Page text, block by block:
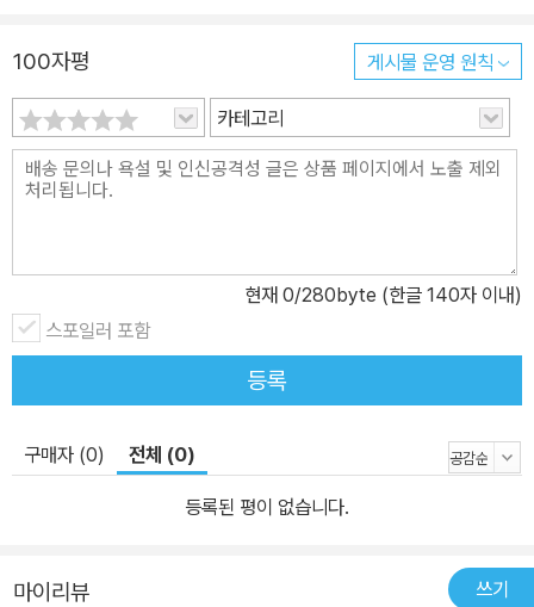
야기이다. 아버지의 사업 부진 때문에 도쿄에 살다가 외할머니네 집
으로 이사를 오게 된 미키는 공립 중학교에 좀처럼 적응하지 못한다.
새로운 친구들과 잘 지내면서도, 마음속으로는 거리를 둔 채 늘 이전
의 삶을 그리워한다. 그리고 이를 알게 된 친구 고즈에와 다투고 마는
데……. 친구와 다투면서 느끼는 날것의 감정을 솔직하게 담아내 공감
모의 이야기이다. 중학생이 되었지만 여전히 키가 작고 동화책을 좋
아하는 모모는 어린애 같은 자신의 모습이 콤플렉스다. 친구들만 어
른이 되고 자신만 뒤처지고 있다는 생각에 일부러 어른스럽게 행동하
기 시작한다. 그런데 도도하고 새침하게 보이려는 말투는 친구들에게
통 마파두부보다 부드럽고 달달한 급식 마파두부가 더 좋다는 은유적
는 메시지를 따뜻하게 전한다. 〈흑당 크림빵, 두근두근 아릿한 첫사랑
함께 감상을 나누면서 관계를 쌓은 시오리 누나를 좋아하고 있다. 그
100자평 게시물 운영 원칙
카테고리
현재 0/280byte (한글 140자 이내)
스포일러 포함
등록
구매자 (0) 전체 (0)
등록된 평이 없습니다.
마이리뷰 쓰기